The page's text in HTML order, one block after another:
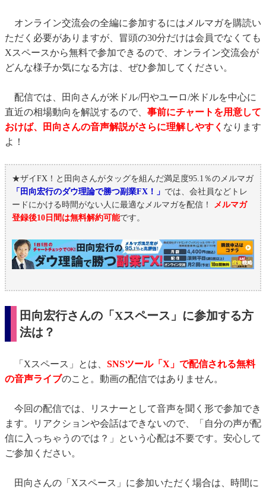
オンライン交流会の全編に参加するにはメルマガを購読い
ただく必要がありますが、冒頭の30分だけは会員でなくても
Xスペースから無料で参加できるので、オンライン交流会が
どんな様子か気になる方は、ぜひ参加してください。
配信では、田向さんが米ドル/円やユーロ/米ドルを中心に
直近の相場動向を解説するので、 事前にチャートを用意して
おけば、田向さんの音声解説がさらに理解しやすく なります
よ！
★ザイFX！と田向さんがタッグを組んだ満足度95.1％のメルマガ
「田向宏行のダウ理論で勝つ副業FX！」 では、会社員などトレ
ードにかける時間がない人に最適なメルマガを配信！
メルマガ
登録後10日間は無料解約可能です。
田向宏行さんの「Xスペース」に参加する方
法は？
「Xスペース」とは、 SNSツール「X」で配信される無料
の音声ライブのこと。動画の配信ではありません。
今回の配信では、リスナーとして音声を聞く形で参加でき
ます。リアクションや会話はできないので、「自分の声が配
信に入っちゃうのでは？」という心配は不要です。安心して
ご参加ください。
田向さんの「Xスペース」に参加いただく場合は、時間に